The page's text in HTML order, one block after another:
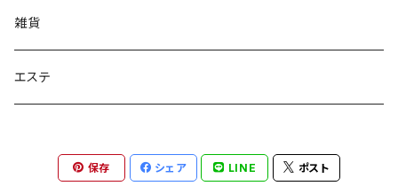
雑貨
エステ
保存 シェア LINE ポスト